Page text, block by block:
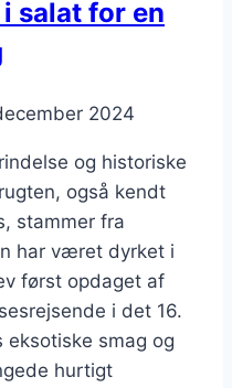
salat for en
2024
og historiske
også kendt
stammer fra
har været dyrket i
først opdaget af
i det 16.
eksotiske smag og
hurtigt